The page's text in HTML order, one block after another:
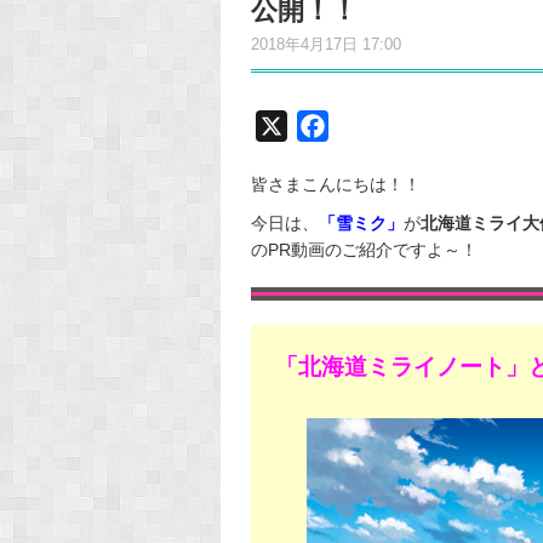
公開！！
2018年4月17日 17:00
c
e
b
o
皆さまこんにちは！！
今日は、
「雪ミク」 が北海道ミライ大
のPR動画のご紹介ですよ～！
「北海道ミライノート」